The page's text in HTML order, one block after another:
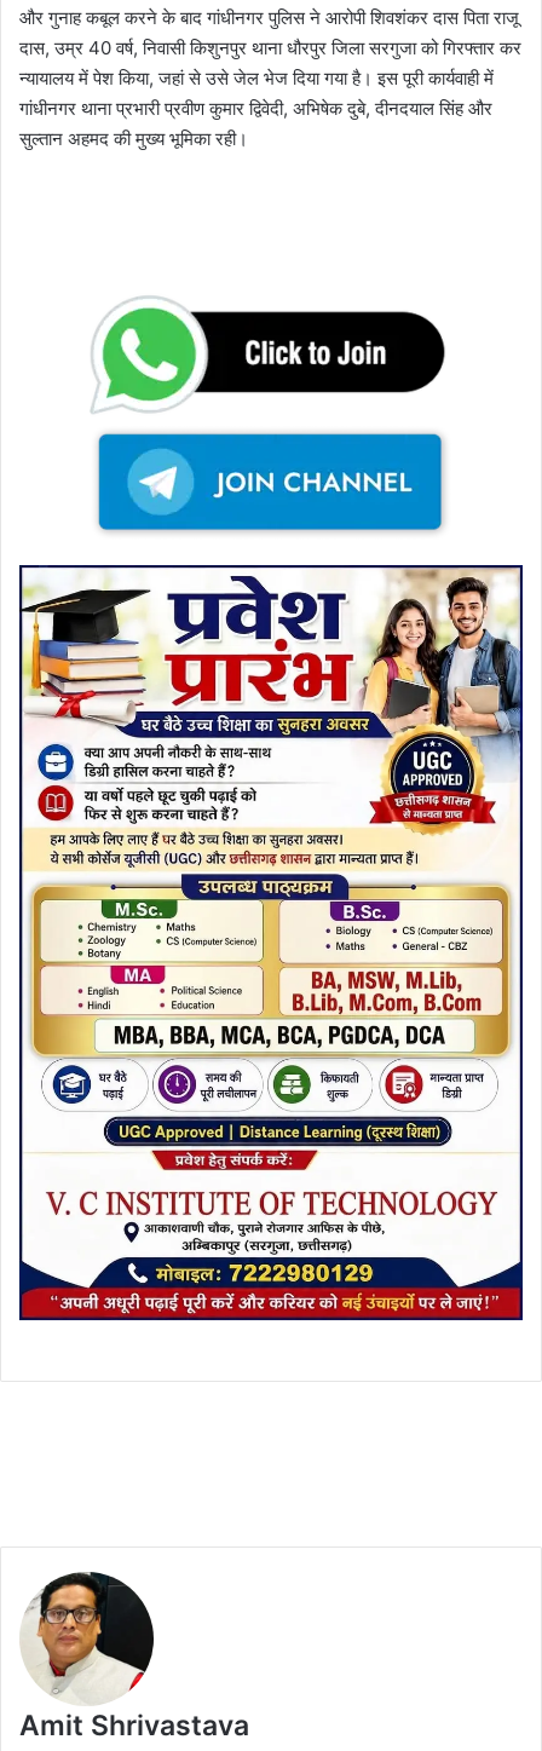
और गुनाह कबूल करने के बाद गांधीनगर पुलिस ने आरोपी शिवशंकर दास पिता राजू
दास, उम्र 40 वर्ष, निवासी किशुनपुर थाना धौरपुर जिला सरगुजा को गिरफ्तार कर
न्यायालय में पेश किया, जहां से उसे जेल भेज दिया गया है। इस पूरी कार्यवाही में
गांधीनगर थाना प्रभारी प्रवीण कुमार द्विवेदी, अभिषेक दुबे, दीनदयाल सिंह और
सुल्तान अहमद की मुख्य भूमिका रही।
Amit Shrivastava